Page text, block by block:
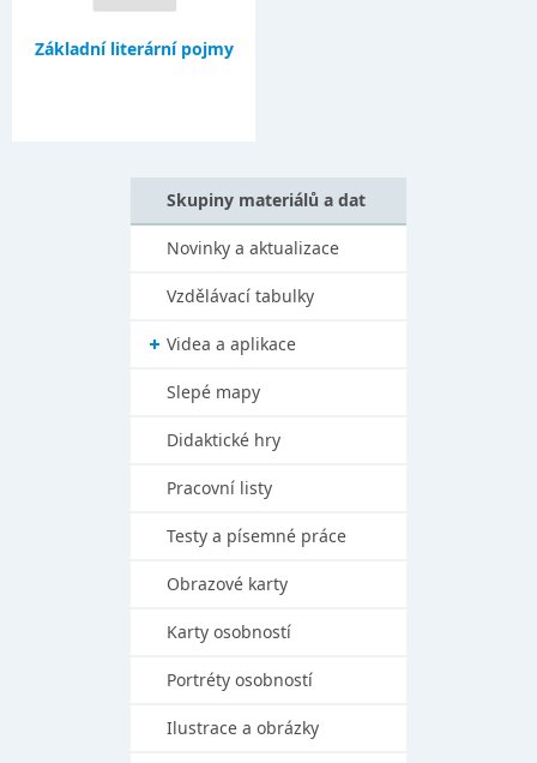
Základní literární pojmy
Skupiny materiálů a dat
Novinky a aktualizace
Vzdělávací tabulky
Videa a aplikace
Slepé mapy
Didaktické hry
Pracovní listy
Testy a písemné práce
Obrazové karty
Karty osobností
Portréty osobností
Ilustrace a obrázky